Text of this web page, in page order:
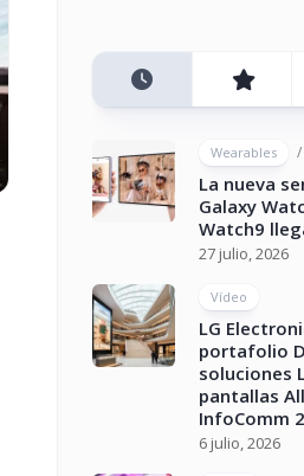
Wearables /
La nueva
Galaxy
Watch9
27 julio, 2026
Vídeo
LG
portafolio
soluciones
pantallas
InfoComm
6 julio, 2026